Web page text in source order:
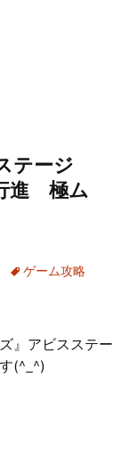
ージ チワワン
テージ
進 極ム
ゲーム攻略
』アビスステー
(^_^)
テージ 亡者デブ